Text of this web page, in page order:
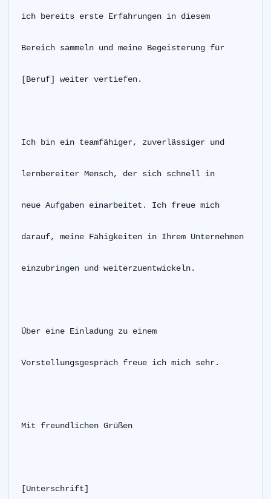
ich bereits erste Erfahrungen in diesem
Bereich sammeln und meine Begeisterung für
[Beruf] weiter vertiefen.
Ich bin ein teamfähiger, zuverlässiger und
lernbereiter Mensch, der sich schnell in
neue Aufgaben einarbeitet. Ich freue mich
darauf, meine Fähigkeiten in Ihrem Unternehmen
einzubringen und weiterzuentwickeln.
Über eine Einladung zu einem
Vorstellungsgespräch freue ich mich sehr.
Mit freundlichen Grüßen
[Unterschrift]